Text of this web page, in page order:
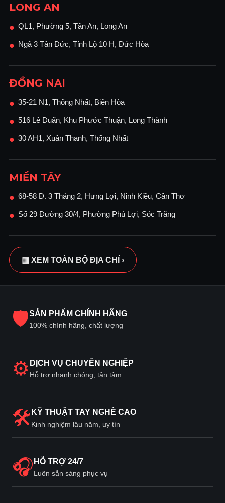
LONG AN
● QL1, Phường 5, Tân An, Long An
● Ngã 3 Tân Đức, Tỉnh Lộ 10 H, Đức Hòa
ĐỒNG NAI
● 35-21 N1, Thống Nhất, Biên Hòa
● 516 Lê Duẩn, Khu Phước Thuận, Long Thành
● 30 AH1, Xuân Thanh, Thống Nhất
MIỀN TÂY
● 68-58 Đ. 3 Tháng 2, Hưng Lợi, Ninh Kiều, Cần Thơ
● Số 29 Đường 30/4, Phường Phú Lợi, Sóc Trăng
▦ XEM TOÀN BỘ ĐỊA CHỈ ›
🛡SẢN PHẨM CHÍNH HÃNG
100% chính hãng, chất lượng
⚙ DỊCH VỤ CHUYÊN NGHIỆP
Hỗ trợ nhanh chóng, tận tâm
🛠 KỸ THUẬT TAY NGHỀ CAO
Kinh nghiệm lâu năm, uy tín
🎧 HỖ TRỢ 24/7
Luôn sẵn sàng phục vụ